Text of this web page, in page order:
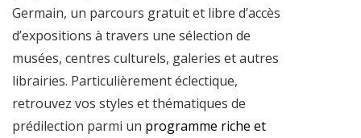
Germain, un parcours gratuit et libre d’accès
d’expositions à travers une sélection de
musées, centres culturels, galeries et autres
librairies. Particulièrement éclectique,
retrouvez vos styles et thématiques de
prédilection parmi un programme riche et